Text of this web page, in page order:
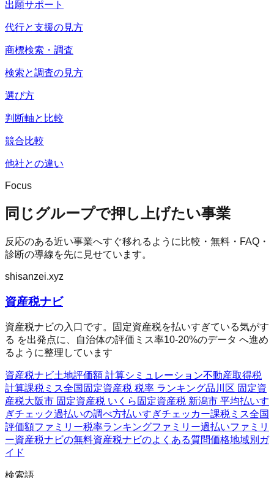
出願サポート
代行と支援の見方
商標検索・調査
検索と調査の見方
選び方
判断軸と比較
競合比較
他社との違い
Focus
同じグループで押し上げたい事業
反応のある近い事業へすぐ移れるように比較・無料・FAQ・
診断の導線を先に見せています。
shisanzei.xyz
資産税ナビ
資産税ナビの入口です。固定資産税を払いすぎている気がす
る を出発点に、自治体の評価ミス率10-20%のデータ へ進め
るように整理しています
資産税ナビ土地評価額 計算シミュレーション不動産取得税
計算課税ミス全国 固定資産税 税率 ランキング品川区 固定資
産税大阪市 固定資産税 いくら 固定資産税 新潟市 平均払いす
ぎチェック過払いの調べ方払いすぎチェッカー課税ミス全国
評価額ファミリー税率ランキングファミリー過払いファミリ
ー資産税ナビの無料資産税ナビのよくある質問価格地域別ガ
イド
検索語